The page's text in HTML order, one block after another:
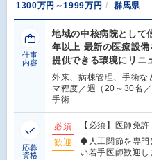
1300万円～1999万円 群馬県
仕事
内容
地域の中核病院として
年以上 最新の医療設
提供できる環境にリニ
外来、病棟管理、手術な
マ程度／週（20～30名
手術…
応募
資格
必須
【必須】医師免許
歓迎
◆人工関節を専門
い若手医師歓迎し